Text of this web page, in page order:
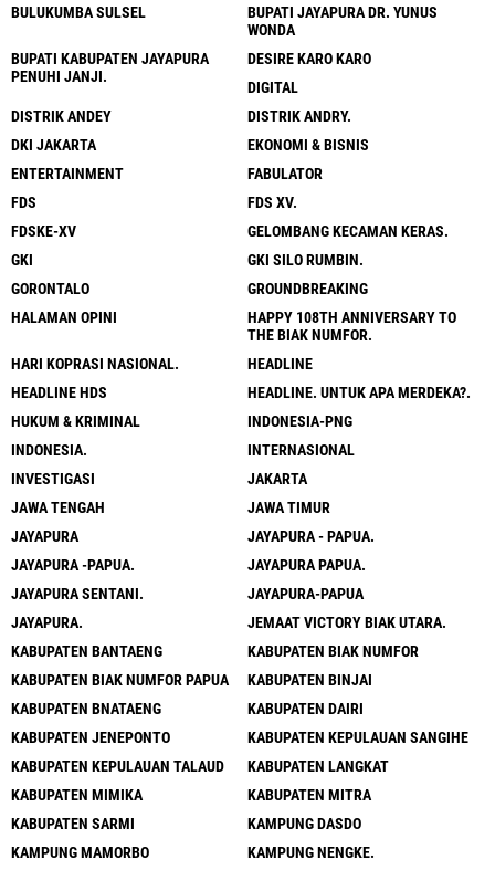
BULUKUMBA SULSEL
BUPATI JAYAPURA DR. YUNUS
WONDA
BUPATI KABUPATEN JAYAPURA
PENUHI JANJI.
DESIRE KARO KARO
DIGITAL
DISTRIK ANDEY
DISTRIK ANDRY.
DKI JAKARTA
EKONOMI & BISNIS
ENTERTAINMENT
FABULATOR
FDS
FDS XV.
FDSKE-XV
GELOMBANG KECAMAN KERAS.
GKI
GKI SILO RUMBIN.
GORONTALO
GROUNDBREAKING
HALAMAN OPINI
HAPPY 108TH ANNIVERSARY TO
THE BIAK NUMFOR.
HARI KOPRASI NASIONAL.
HEADLINE
HEADLINE HDS
HEADLINE. UNTUK APA MERDEKA?.
HUKUM & KRIMINAL
INDONESIA-PNG
INDONESIA.
INTERNASIONAL
INVESTIGASI
JAKARTA
JAWA TENGAH
JAWA TIMUR
JAYAPURA
JAYAPURA - PAPUA.
JAYAPURA -PAPUA.
JAYAPURA PAPUA.
JAYAPURA SENTANI.
JAYAPURA-PAPUA
JAYAPURA.
JEMAAT VICTORY BIAK UTARA.
KABUPATEN BANTAENG
KABUPATEN BIAK NUMFOR
KABUPATEN BIAK NUMFOR PAPUA
KABUPATEN BINJAI
KABUPATEN BNATAENG
KABUPATEN DAIRI
KABUPATEN JENEPONTO
KABUPATEN KEPULAUAN SANGIHE
KABUPATEN KEPULAUAN TALAUD
KABUPATEN LANGKAT
KABUPATEN MIMIKA
KABUPATEN MITRA
KABUPATEN SARMI
KAMPUNG DASDO
KAMPUNG MAMORBO
KAMPUNG NENGKE.